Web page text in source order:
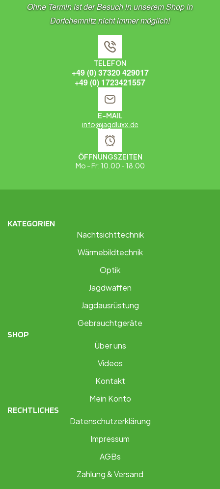
Ohne Termin ist der Besuch in unserem Shop in
Dorfchemnitz nicht immer möglich!
TELEFON
+49 (0) 37320 429017
+49 (0) 1723421557
E-MAIL
info@jagdluxx.de
ÖFFNUNGSZEITEN
Mo - Fr: 10.00 - 18.00
KATEGORIEN
Nachtsichttechnik
Wärmebildtechnik
Optik
Jagdwaffen
Jagdausrüstung
Gebrauchtgeräte
SHOP
Über uns
Videos
Kontakt
Mein Konto
RECHTLICHES
Datenschutzerklärung
Impressum
AGBs
Zahlung & Versand